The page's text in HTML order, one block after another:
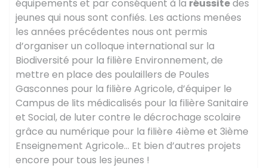
équipements et par conséquent à la réussitedes
jeunes qui nous sont confiés. Les actions menées
les années précédentes nous ont permis
d’organiser un colloque international sur la
Biodiversité pour la filière Environnement, de
mettre en place des poulaillers de Poules
Gasconnes pour la filière Agricole, d’équiper le
Campus de lits médicalisés pour la filière Sanitaire
et Social, de luter contre le décrochage scolaire
grâce au numérique pour la filière 4ième et 3ième
Enseignement Agricole… Et bien d’autres projets
encore pour tous les jeunes !